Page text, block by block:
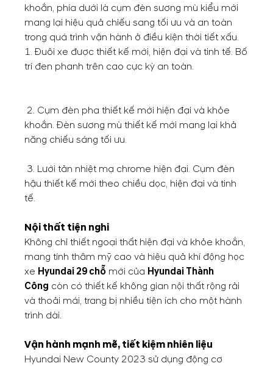
khoắn, phía dưới là cụm đèn sương mù kiểu mới
mang lại hiệu quả chiếu sang tối ưu và an toàn
trong quá trình vận hành ở điều kiện thời tiết xấu.
1. Đuôi xe được thiết kế mới, hiện đại và tinh tế. Bố
trí đen phanh trên cao cực kỳ an toàn.
2. Cụm đèn pha thiết kế mới hiện đại và khỏe
khoắn. Đèn sương mù thiết kế mới mang lại khả
năng chiếu sáng tối ưu.
3. Lưới tản nhiệt mạ chrome hiện đại. Cụm đèn
hậu thiết kế mới theo chiều dọc, hiện đại và tinh
tế.
Nội thất tiện nghi
Không chỉ thiết ngoại thất hiện đại và khỏe khoắn,
mang tính thâm mỹ cao và hiệu quả khí động học
xe Hyundai 29 chỗ mới của Hyundai Thành
Công còn có thiết kế không gian nội thất rộng rải
và thoải mái, trang bị nhiều tiện ích cho một hành
trình dài.
Vận hành mạnh mẽ, tiết kiệm nhiên liệu
Hyundai New County 2023 sử dụng động cơ